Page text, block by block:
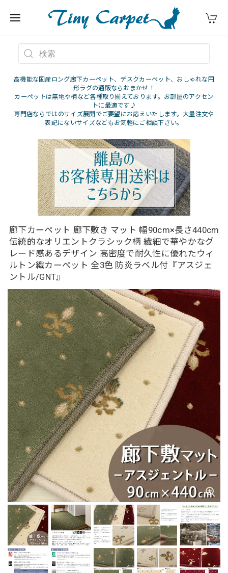
高機能な国産ロング廊下カーペット、デスクカーペット、おしゃれな円
形ラグの通販ならおまかせ！
カーペットは無地や柄など各種取り揃えております。お部屋のアクセン
トに最適です♪
専門店ならではのサイズ展開でご要望にお応えいたします。大量注文や
表記にないサイズなどもお気軽にご相談下さい。
廊下カーペット 廊下敷き マット 幅90cm×長さ440cm
伝統的なオリエントクラシック柄 繊細で華やかなグ
レード感あるデザイン 高密度で耐久性に優れたウィ
ルトン織カーペット 全3色 防炎ラベル付『アスジェ
ントル/GNT』